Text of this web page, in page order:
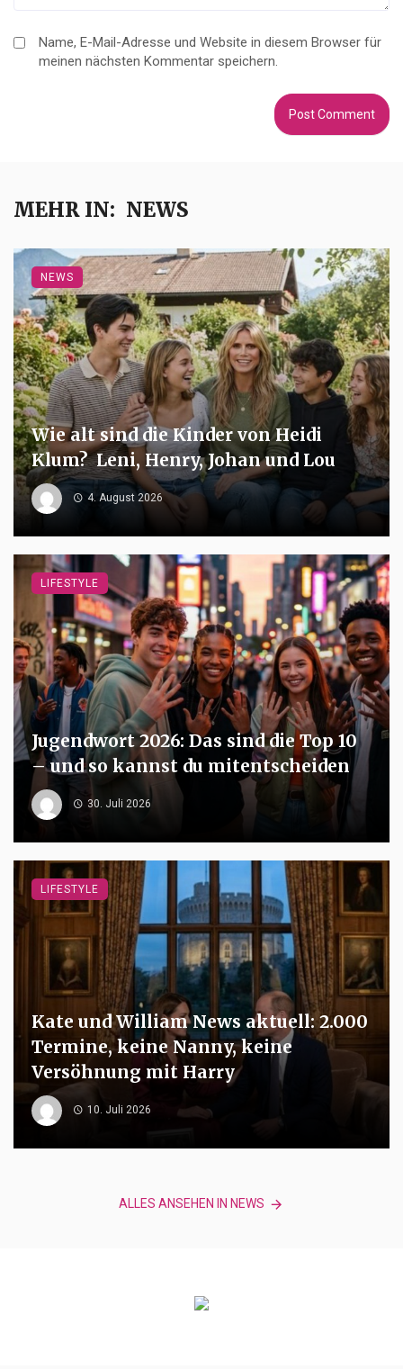
Name, E-Mail-Adresse und Website in diesem Browser für
meinen nächsten Kommentar speichern.
MEHR IN: NEWS
Wie alt sind die Kinder von Heidi
Klum? Leni, Henry, Johan und Lou
4. August 2026
NEWS
Jugendwort 2026: Das sind die Top 10
– und so kannst du mitentscheiden
30. Juli 2026
LIFESTYLE
Kate und William News aktuell: 2.000
Termine, keine Nanny, keine
Versöhnung mit Harry
10. Juli 2026
LIFESTYLE
ALLES ANSEHEN IN NEWS